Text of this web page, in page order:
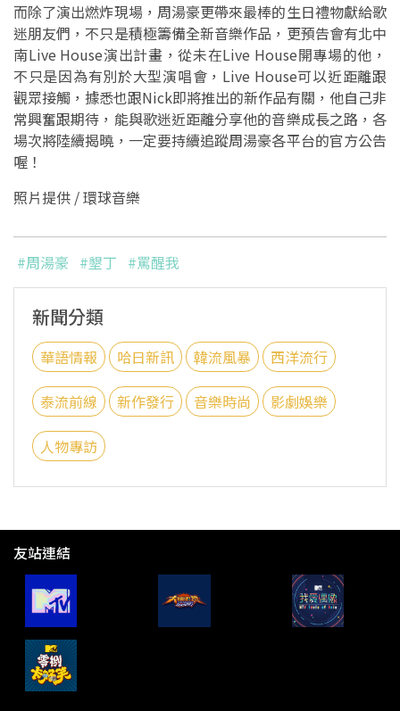
而除了演出燃炸現場，周湯豪更帶來最棒的生日禮物獻給歌
迷朋友們，不只是積極籌備全新音樂作品，更預告會有北中
南Live House演出計畫，從未在Live House開專場的他，
不只是因為有別於大型演唱會，Live House可以近距離跟
觀眾接觸，據悉也跟Nick即將推出的新作品有關，他自己非
常興奮跟期待，能與歌迷近距離分享他的音樂成長之路，各
場次將陸續揭曉，一定要持續追蹤周湯豪各平台的官方公告
喔！
照片提供 / 環球音樂
#周湯豪 #墾丁 #罵醒我
新聞分類
華語情報 哈日新訊 韓流風暴 西洋流行
泰流前線 新作發行 音樂時尚 影劇娛樂
人物專訪
友站連結